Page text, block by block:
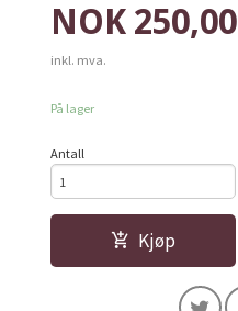
Pris
NOK 250,00
inkl. mva.
På lager
Antall
Kjøp